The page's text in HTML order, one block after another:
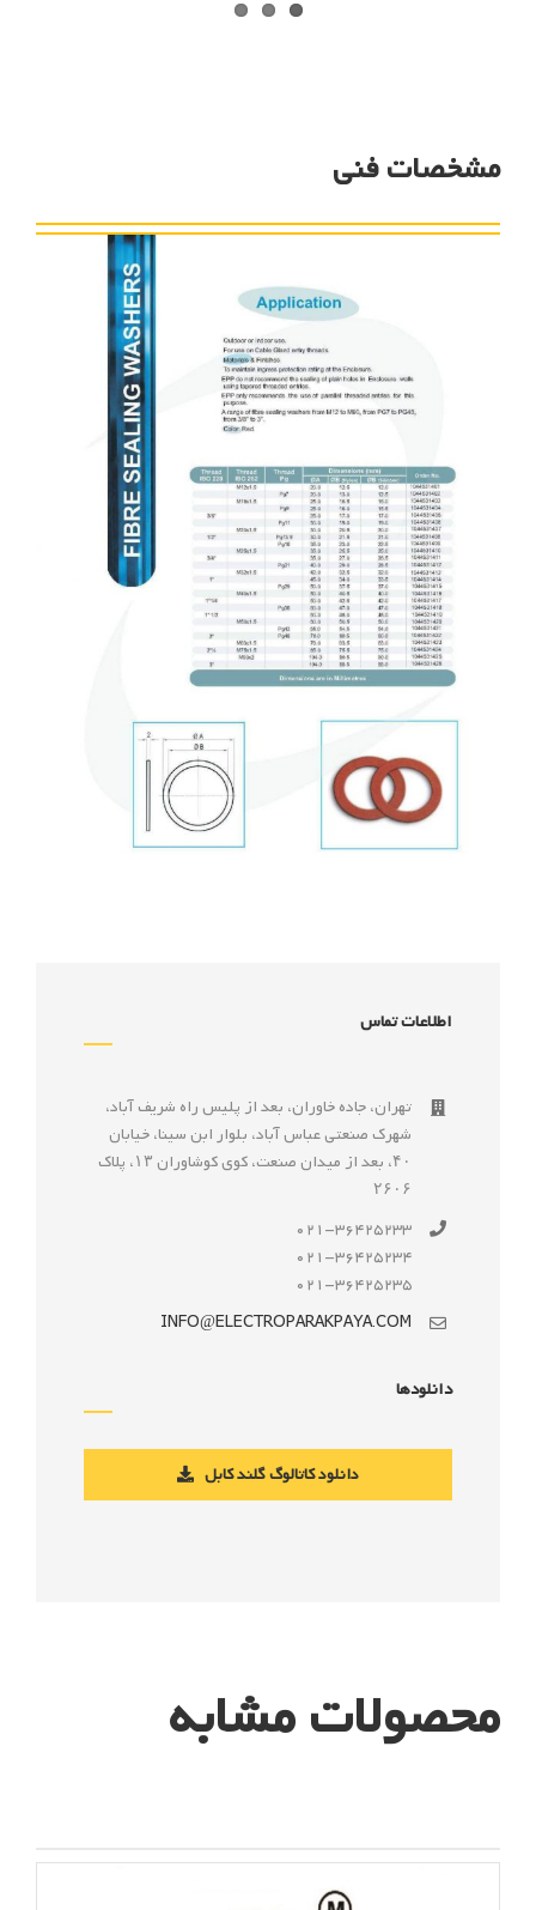
مشخصات فنی
اطلاعات تماس
تهران، جاده خاوران، بعد از پليس راه شريف آباد،
شهرک صنعتى عباس آباد، بلوار ابن سينا، خيابان
۴۰، بعد از ميدان صنعت، كوی كوشاوران ۱۳، پلاک
۲۶۰۶
021-36425233
021-36425234
021-36425235
INFO@ELECTROPARAKPAYA.COM
دانلودها
دانلود کاتالوگ گلند کابل
محصولات مشابه